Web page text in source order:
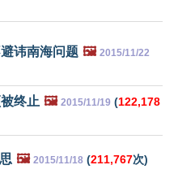
讳南海问题 🖼️ 2015/11/22
终止 🖼️ 2015/11/19 (122,178
🖼️ 2015/11/18 (211,767次)